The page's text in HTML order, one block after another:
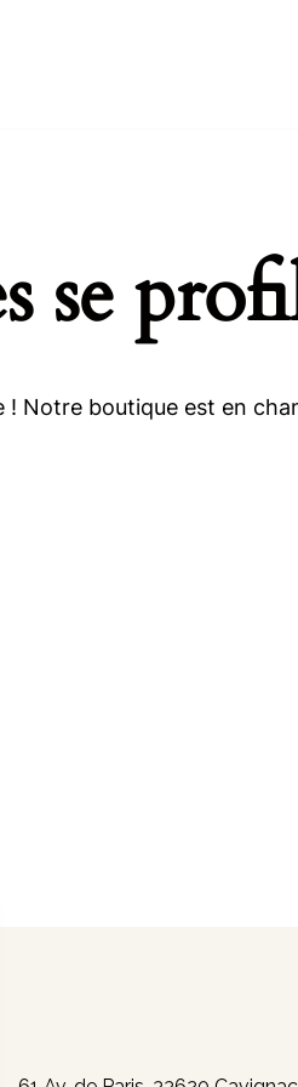
se
! Notre boutique est en